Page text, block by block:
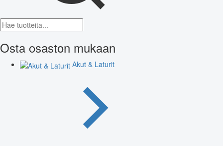
Osta osaston mukaan
Akut & Laturit